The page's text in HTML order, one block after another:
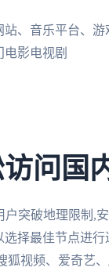
、音乐平台、
影电视剧
问国
突破地理限制,
择最佳节点进
狐视频、爱奇艺